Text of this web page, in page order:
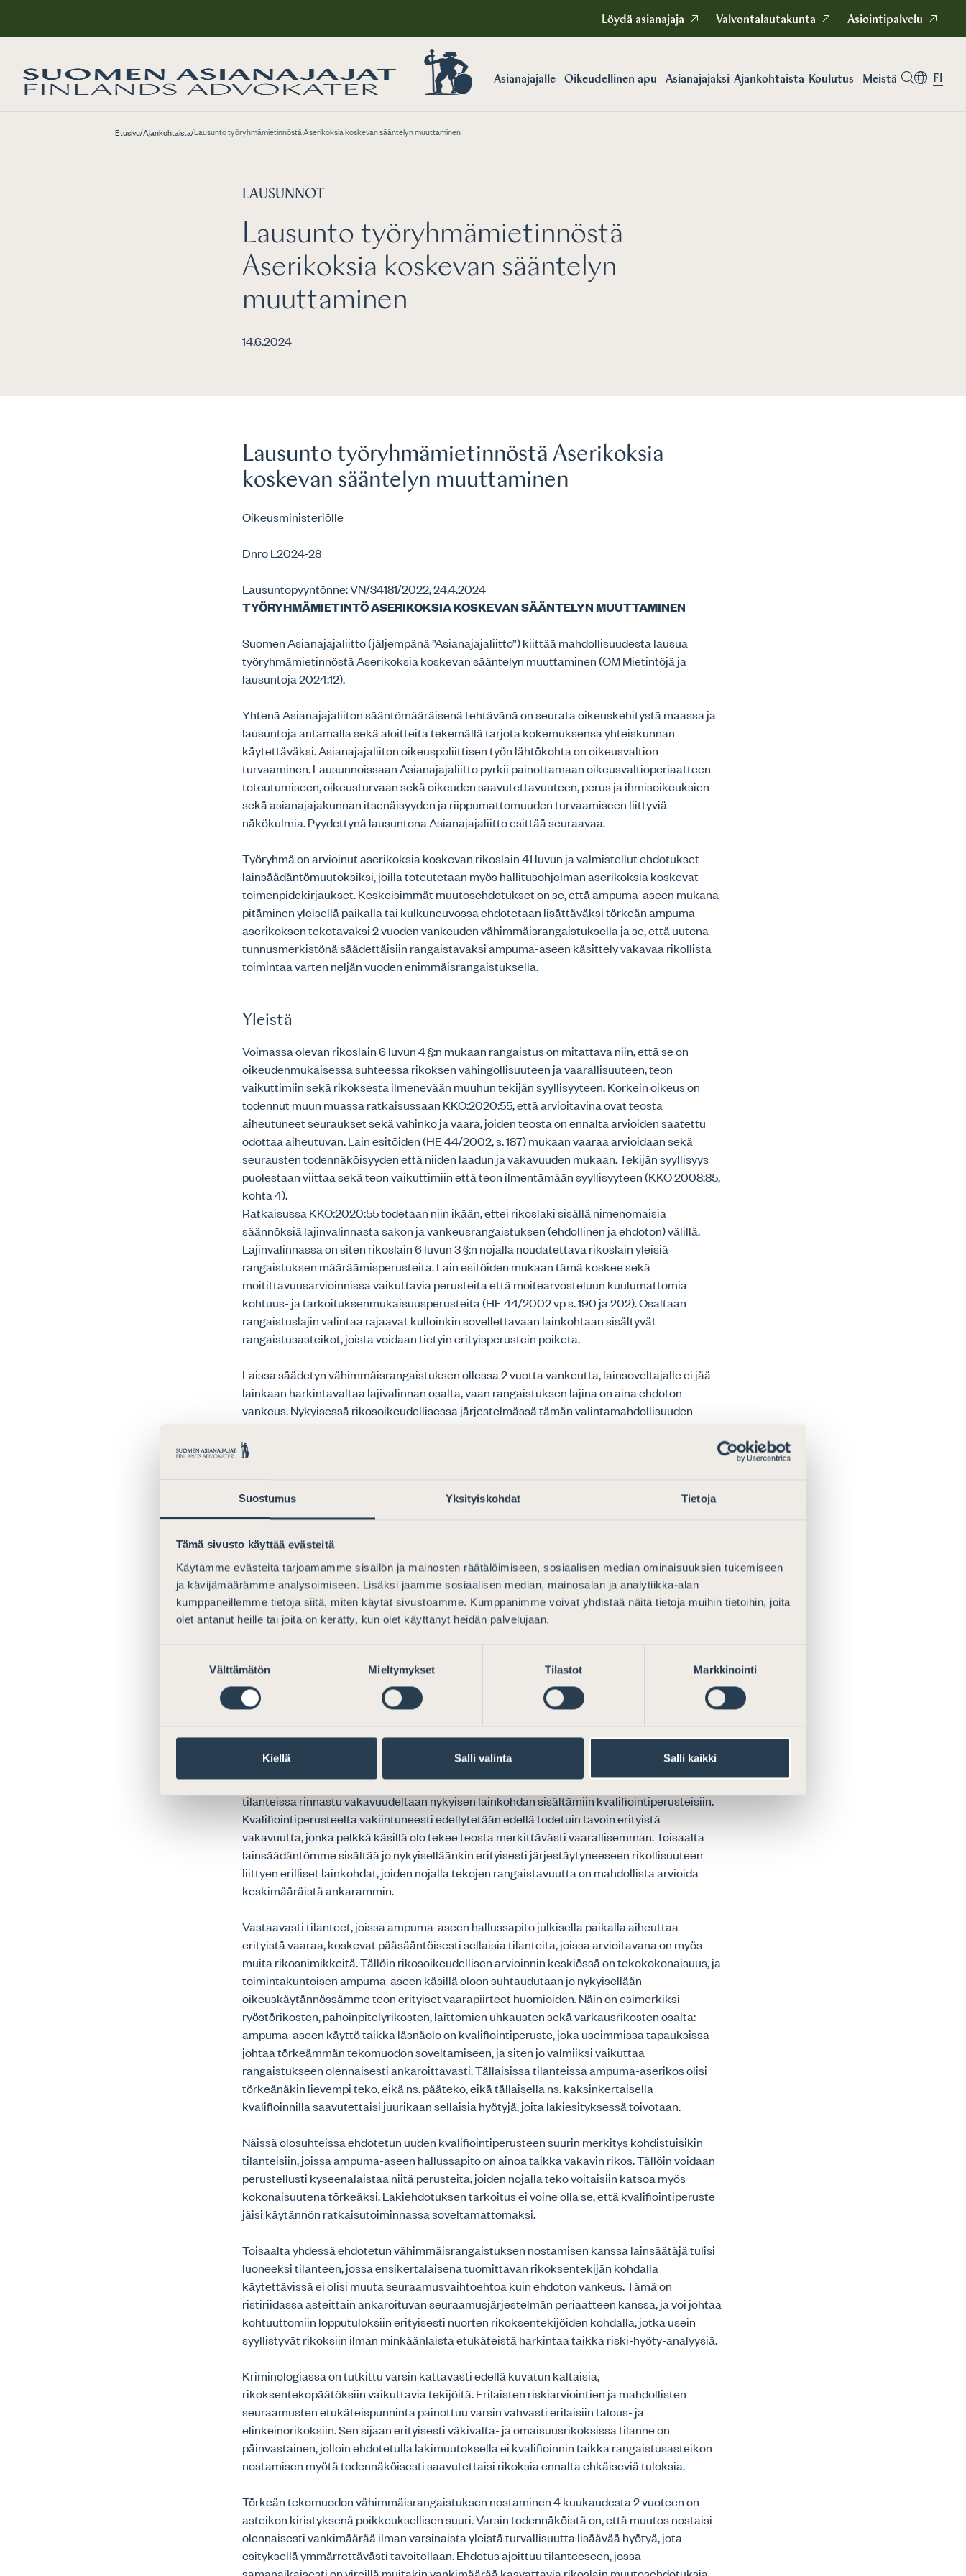
Suostumus Yksityiskohdat Tietoja
Tämä sivusto käyttää evästeitä
Käytämme evästeitä tarjoamamme sisällön ja mainosten räätälöimiseen, sosiaalisen median ominaisuuksien tukemiseen
ja kävijämäärämme analysoimiseen. Lisäksi jaamme sosiaalisen median, mainosalan ja analytiikka-alan
kumppaneillemme tietoja siitä, miten käytät sivustoamme. Kumppanimme voivat yhdistää näitä tietoja muihin tietoihin, joita
olet antanut heille tai joita on kerätty, kun olet käyttänyt heidän palvelujaan.
Välttämätön Mieltymykset Tilastot Markkinointi
Kiellä Salli valinta Salli kaikki
Löydä asianajaja Valvontalautakunta Asiointipalvelu
Asianajajalle Oikeudellinen apu Asianajajaksi Ajankohtaista Koulutus Meistä FI
Etusivu/Ajankohtaista/Lausunto työryhmämietinnöstä Aserikoksia koskevan sääntelyn muuttaminen
LAUSUNNOT
Lausunto työryhmämietinnöstä
Aserikoksia koskevan sääntelyn
muuttaminen
14.6.2024
Lausunto työryhmämietinnöstä Aserikoksia
koskevan sääntelyn muuttaminen
Oikeusministeriölle
Dnro L2024-28
Lausuntopyyntönne: VN/34181/2022, 24.4.2024
TYÖRYHMÄMIETINTÖ ASERIKOKSIA KOSKEVAN SÄÄNTELYN MUUTTAMINEN
Suomen Asianajajaliitto (jäljempänä ”Asianajajaliitto”) kiittää mahdollisuudesta lausua
työryhmämietinnöstä Aserikoksia koskevan sääntelyn muuttaminen (OM Mietintöjä ja
lausuntoja 2024:12).
Yhtenä Asianajajaliiton sääntömääräisenä tehtävänä on seurata oikeuskehitystä maassa ja
lausuntoja antamalla sekä aloitteita tekemällä tarjota kokemuksensa yhteiskunnan
käytettäväksi. Asianajajaliiton oikeuspoliittisen työn lähtökohta on oikeusvaltion
turvaaminen. Lausunnoissaan Asianajajaliitto pyrkii painottamaan oikeusvaltioperiaatteen
toteutumiseen, oikeusturvaan sekä oikeuden saavutettavuuteen, perus ja ihmisoikeuksien
sekä asianajajakunnan itsenäisyyden ja riippumattomuuden turvaamiseen liittyviä
näkökulmia. Pyydettynä lausuntona Asianajajaliitto esittää seuraavaa.
Työryhmä on arvioinut aserikoksia koskevan rikoslain 41 luvun ja valmistellut ehdotukset
lainsäädäntömuutoksiksi, joilla toteutetaan myös hallitusohjelman aserikoksia koskevat
toimenpidekirjaukset. Keskeisimmät muutosehdotukset on se, että ampuma-aseen mukana
pitäminen yleisellä paikalla tai kulkuneuvossa ehdotetaan lisättäväksi törkeän ampuma-
aserikoksen tekotavaksi 2 vuoden vankeuden vähimmäisrangaistuksella ja se, että uutena
tunnusmerkistönä säädettäisiin rangaistavaksi ampuma-aseen käsittely vakavaa rikollista
toimintaa varten neljän vuoden enimmäisrangaistuksella.
Yleistä
Voimassa olevan rikoslain 6 luvun 4 §:n mukaan rangaistus on mitattava niin, että se on
oikeudenmukaisessa suhteessa rikoksen vahingollisuuteen ja vaarallisuuteen, teon
vaikuttimiin sekä rikoksesta ilmenevään muuhun tekijän syyllisyyteen. Korkein oikeus on
todennut muun muassa ratkaisussaan KKO:2020:55, että arvioitavina ovat teosta
aiheutuneet seuraukset sekä vahinko ja vaara, joiden teosta on ennalta arvioiden saatettu
odottaa aiheutuvan. Lain esitöiden (HE 44/2002, s. 187) mukaan vaaraa arvioidaan sekä
seurausten todennäköisyyden että niiden laadun ja vakavuuden mukaan. Tekijän syyllisyys
puolestaan viittaa sekä teon vaikuttimiin että teon ilmentämään syyllisyyteen (KKO 2008:85,
kohta 4).
Ratkaisussa KKO:2020:55 todetaan niin ikään, ettei rikoslaki sisällä nimenomaisia
säännöksiä lajinvalinnasta sakon ja vankeusrangaistuksen (ehdollinen ja ehdoton) välillä.
Lajinvalinnassa on siten rikoslain 6 luvun 3 §:n nojalla noudatettava rikoslain yleisiä
rangaistuksen määräämisperusteita. Lain esitöiden mukaan tämä koskee sekä
moitittavuusarvioinnissa vaikuttavia perusteita että moitearvosteluun kuulumattomia
kohtuus- ja tarkoituksenmukaisuusperusteita (HE 44/2002 vp s. 190 ja 202). Osaltaan
rangaistuslajin valintaa rajaavat kulloinkin sovellettavaan lainkohtaan sisältyvät
rangaistusasteikot, joista voidaan tietyin erityisperustein poiketa.
Laissa säädetyn vähimmäisrangaistuksen ollessa 2 vuotta vankeutta, lainsoveltajalle ei jää
lainkaan harkintavaltaa lajivalinnan osalta, vaan rangaistuksen lajina on aina ehdoton
vankeus. Nykyisessä rikosoikeudellisessa järjestelmässä tämän valintamahdollisuuden
luonteeltaan niin vakavasti toisten henkeä taikka terveyttä vaarantavia, ettei muulle
Pohjoismaiseen rationaaliseen kriminaalipolitiikkaan kuuluu olennaisena osana
seuraamusten asteittainen ankaroituminen siten, että rikoksentekijälle tarjotaan
Saman periaatteen mukaan ensikertalaiselle rikoksentekijälle voidaan asteikon niin salliessa
tuomita ehdollinen vankeusrangaistus. Noin neljäsosa vankeusrangaistuksista tuomitaankin
ehdollisina (Seuraamusjärjestelmä 2022, Kuusisto Mäkelä (toim.), Helsingin yliopisto,
Kriminologian ja oikeuspolitiikan instituutti, s. 237).
Edellä todetut seikat huomioiden Asianajajaliitto katsoo, että nyt ehdotetut muutokset
erityisesti törkeän ampuma-aserikoksen rangaistusasteikkoon eivät riittävästi huomioi sen
soveltamispiiriin tulevien tekojen toisistaan poikkeavia olosuhteita ja siten tekijän
syyllisyyteen ja teon vahingollisuuteen liittyviä eroja.
Ampuma-aseen hallussapito julkisella paikalla
Ampuma-aseen hallussapito julkisella paikalla ei vaarapotentiaalistaan huolimatta monissa
tilanteissa rinnastu vakavuudeltaan nykyisen lainkohdan sisältämiin kvalifiointiperusteisiin.
Kvalifiointiperusteelta vakiintuneesti edellytetään edellä todetuin tavoin erityistä
vakavuutta, jonka pelkkä käsillä olo tekee teosta merkittävästi vaarallisemman. Toisaalta
lainsäädäntömme sisältää jo nykyiselläänkin erityisesti järjestäytyneeseen rikollisuuteen
liittyen erilliset lainkohdat, joiden nojalla tekojen rangaistavuutta on mahdollista arvioida
keskimääräistä ankarammin.
Vastaavasti tilanteet, joissa ampuma-aseen hallussapito julkisella paikalla aiheuttaa
erityistä vaaraa, koskevat pääsääntöisesti sellaisia tilanteita, joissa arvioitavana on myös
muita rikosnimikkeitä. Tällöin rikosoikeudellisen arvioinnin keskiössä on tekokokonaisuus, ja
toimintakuntoisen ampuma-aseen käsillä oloon suhtaudutaan jo nykyisellään
oikeuskäytännössämme teon erityiset vaarapiirteet huomioiden. Näin on esimerkiksi
ryöstörikosten, pahoinpitelyrikosten, laittomien uhkausten sekä varkausrikosten osalta:
ampuma-aseen käyttö taikka läsnäolo on kvalifiointiperuste, joka useimmissa tapauksissa
johtaa törkeämmän tekomuodon soveltamiseen, ja siten jo valmiiksi vaikuttaa
rangaistukseen olennaisesti ankaroittavasti. Tällaisissa tilanteissa ampuma-aserikos olisi
törkeänäkin lievempi teko, eikä ns. pääteko, eikä tällaisella ns. kaksinkertaisella
kvalifioinnilla saavutettaisi juurikaan sellaisia hyötyjä, joita lakiesityksessä toivotaan.
Näissä olosuhteissa ehdotetun uuden kvalifiointiperusteen suurin merkitys kohdistuisikin
tilanteisiin, joissa ampuma-aseen hallussapito on ainoa taikka vakavin rikos. Tällöin voidaan
perustellusti kyseenalaistaa niitä perusteita, joiden nojalla teko voitaisiin katsoa myös
kokonaisuutena törkeäksi. Lakiehdotuksen tarkoitus ei voine olla se, että kvalifiointiperuste
jäisi käytännön ratkaisutoiminnassa soveltamattomaksi.
Toisaalta yhdessä ehdotetun vähimmäisrangaistuksen nostamisen kanssa lainsäätäjä tulisi
luoneeksi tilanteen, jossa ensikertalaisena tuomittavan rikoksentekijän kohdalla
käytettävissä ei olisi muuta seuraamusvaihtoehtoa kuin ehdoton vankeus. Tämä on
ristiriidassa asteittain ankaroituvan seuraamusjärjestelmän periaatteen kanssa, ja voi johtaa
kohtuuttomiin lopputuloksiin erityisesti nuorten rikoksentekijöiden kohdalla, jotka usein
syyllistyvät rikoksiin ilman minkäänlaista etukäteistä harkintaa taikka riski-hyöty-analyysiä.
Kriminologiassa on tutkittu varsin kattavasti edellä kuvatun kaltaisia,
rikoksentekopäätöksiin vaikuttavia tekijöitä. Erilaisten riskiarviointien ja mahdollisten
seuraamusten etukäteispunninta painottuu varsin vahvasti erilaisiin talous- ja
elinkeinorikoksiin. Sen sijaan erityisesti väkivalta- ja omaisuusrikoksissa tilanne on
päinvastainen, jolloin ehdotetulla lakimuutoksella ei kvalifioinnin taikka rangaistusasteikon
nostamisen myötä todennäköisesti saavutettaisi rikoksia ennalta ehkäiseviä tuloksia.
Törkeän tekomuodon vähimmäisrangaistuksen nostaminen 4 kuukaudesta 2 vuoteen on
asteikon kiristyksenä poikkeuksellisen suuri. Varsin todennäköistä on, että muutos nostaisi
olennaisesti vankimäärää ilman varsinaista yleistä turvallisuutta lisäävää hyötyä, jota
esityksellä ymmärrettävästi tavoitellaan. Ehdotus ajoittuu tilanteeseen, jossa